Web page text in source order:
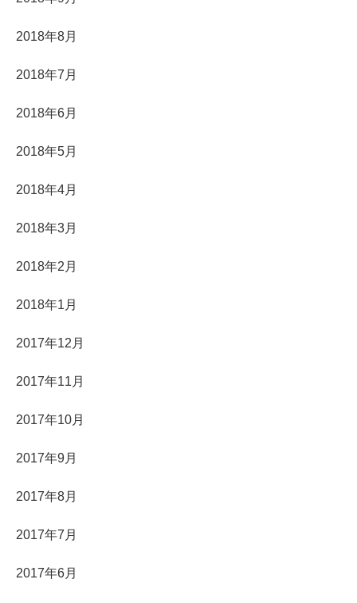
2018年8月
2018年7月
2018年6月
2018年5月
2018年4月
2018年3月
2018年2月
2018年1月
2017年12月
2017年11月
2017年10月
2017年9月
2017年8月
2017年7月
2017年6月